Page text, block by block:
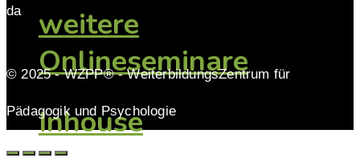
weitere
Onlineseminare
Inhouse
da
© 2025 - WZPP® - WeiterbildungsZentrum für
Pädagogik und Psychologie